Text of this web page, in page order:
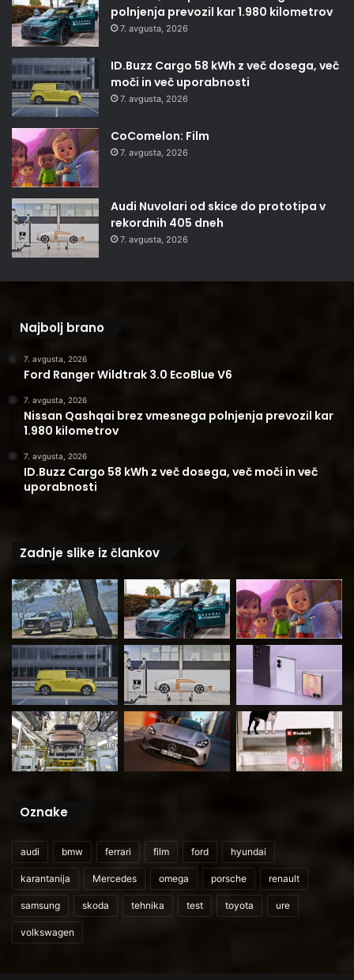
polnjenja prevozil kar 1.980 kilometrov
7. avgusta, 2026
ID.Buzz Cargo 58 kWh z več dosega, več
moči in več uporabnosti
7. avgusta, 2026
CoComelon: Film
7. avgusta, 2026
Audi Nuvolari od skice do prototipa v
rekordnih 405 dneh
7. avgusta, 2026
Najbolj brano
7. avgusta, 2026
Ford Ranger Wildtrak 3.0 EcoBlue V6
7. avgusta, 2026
Nissan Qashqai brez vmesnega polnjenja prevozil kar
1.980 kilometrov
7. avgusta, 2026
ID.Buzz Cargo 58 kWh z več dosega, več moči in več
uporabnosti
Zadnje slike iz člankov
Oznake
audi bmw ferrari film ford hyundai
karantanija Mercedes omega porsche renault
samsung skoda tehnika test toyota ure
volkswagen